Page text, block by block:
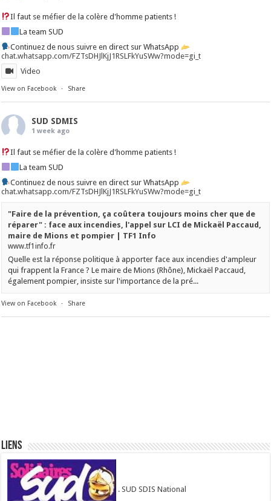
Il faut se méfier de la colère d'homme patients !
La team SUD
Continuez de nous suivre en direct sur WhatsApp
chat.whatsapp.com/FZTsDHJlKjJ1RSLFkYuSWw?mode=gi_t
Video
View on Facebook · Share
SUD SDMIS
1 week ago
Il faut se méfier de la colère d'homme patients !
La team SUD
Continuez de nous suivre en direct sur WhatsApp
chat.whatsapp.com/FZTsDHJlKjJ1RSLFkYuSWw?mode=gi_t
"Faire de la prévention, ça coûtera toujours moins cher que de
réparer" : face aux incendies, l'appel sur LCI de Mickaël Paccaud,
maire de Mions et pompier | TF1 Info
www.tf1info.fr
Quelle est la réponse politique à apporter face aux incendies d'ampleur
qui frappent la France ? Le maire de Mions (Rhône), Mickaël Paccaud,
également pompier, insiste sur l'importance de la pré...
View on Facebook · Share
Liens
. SUD SDIS National